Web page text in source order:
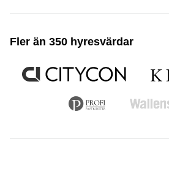
Fler än 350 hyresvärdar